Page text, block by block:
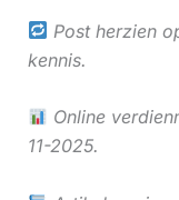
Post herzien
kennis.
Online
11-2025.